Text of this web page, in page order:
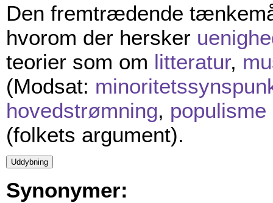
Den fremtrædende
hvorom der hersker
teorier som om litteratur,
(Modsat:
hovedstrømning, populisme
(folkets argument).
Synonymer: